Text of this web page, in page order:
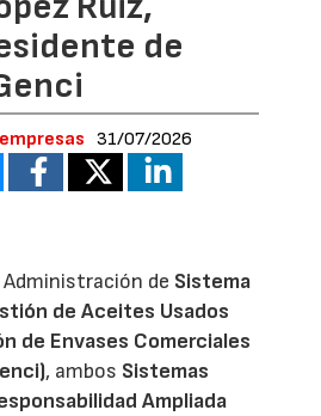
de
31/07/2026
de Sistema
de Aceites Usados
de Envases Comerciales
, ambos Sistemas
Ampliada